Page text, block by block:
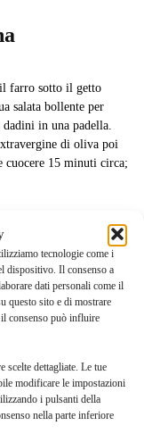
tecnologie come i
dispositivo. Il consenso a
dati personali come il
questo sito e di mostrare
consenso può influire
scelte dettagliate. Le tue
modificare le impostazioni
i pulsanti della
nella parte inferiore
farro sotto il getto
salata bollente per
in una padella.
di oliva poi
cuocere 15 minuti circa;